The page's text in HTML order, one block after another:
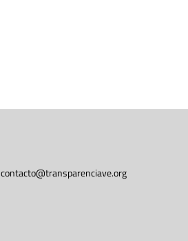
contacto@transparenciave.org